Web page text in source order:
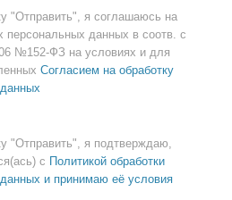
"Отправить", я соглашаюсь на
персональных данных в соотв. с
№152-ФЗ на условиях и для
Согласием на обработку
"Отправить", я подтверждаю,
с Политикой обработки
и принимаю её условия